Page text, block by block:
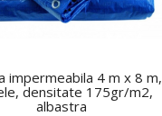
impermeabila 4 m x 8 m,
densitate 175gr/m2,
albastra